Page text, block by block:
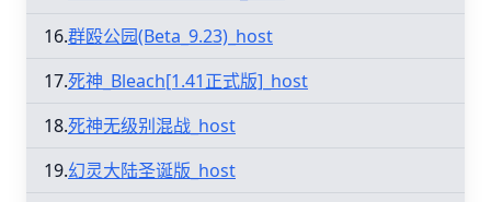
16.群殴公园(Beta_9.23)_host
17.死神_Bleach[1.41正式版]_host
18.死神无级别混战_host
19.幻灵大陆圣诞版_host